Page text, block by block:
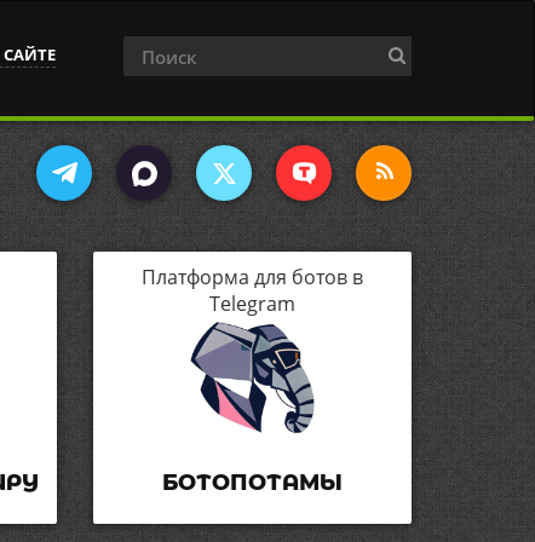
САЙТЕ
Платформа для ботов в
Telegram
БОТОПОТАМЫ